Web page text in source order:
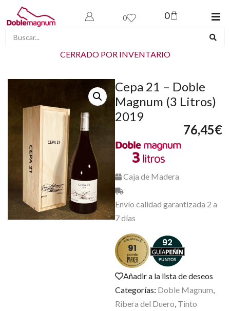
0 0
CERRADO POR INVENTARIO
Cepa 21 – Doble
Magnum (3 Litros)
2019
76,45€
Caja de Madera
Envío calidad garantizada 2 a
7 días
91 92
Añadir a la lista de deseos
Categorías: Doble Magnum,
Ribera del Duero, Tinto